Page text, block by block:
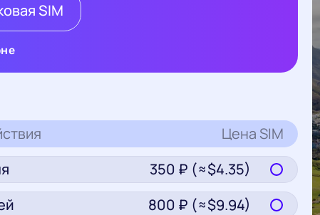
SIM
Цена SIM
350 ₽ (≈$4.35)
800 ₽ (≈$9.94)